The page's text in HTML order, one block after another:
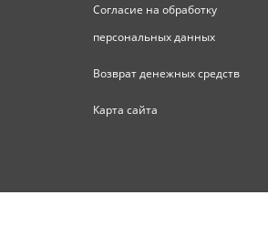
Согласие на обработку
персональных данных
Возврат денежных средств
Карта сайта